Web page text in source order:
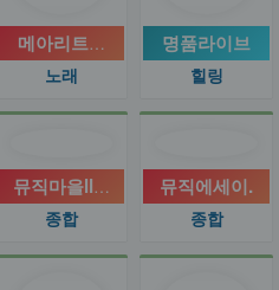
메아리트로트
노래
명품라이브
힐링
뮤직마을ll4560
종합
뮤직에세이.
종합